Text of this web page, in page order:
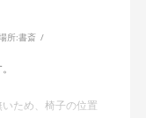
所:書斎
ため、椅子の位置